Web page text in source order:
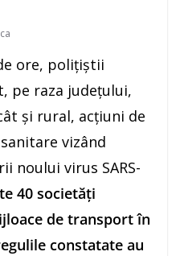
ore, polițiștii
pe raza județului,
și rural, acţiuni de
vizând
noului virus SARS-
40 societăți
de transport în
constatate au